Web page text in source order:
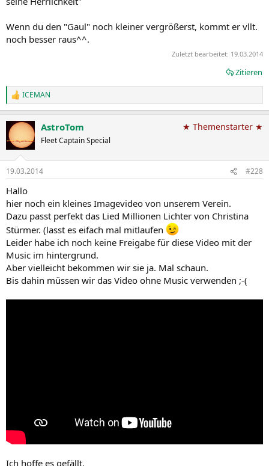
Wenn du den "Gaul" noch kleiner vergrößerst, kommt er vllt.
noch besser raus^^.
Zuletzt bearbeitet: 19.03.2014
Zitieren
R
e
k
i
e
:
ICEMAN
AstroTom
Fleet Captain Special
★ Themenstarter ★
19.03.2014 #228
Hallo
hier noch ein kleines Imagevideo von unserem Verein.
Dazu passt perfekt das Lied Millionen Lichter von Christina
Stürmer. (lasst es eifach mal mitlaufen
Leider habe ich noch keine Freigabe für diese Video mit der
Music im hintergrund.
Aber vielleicht bekommen wir sie ja. Mal schaun.
Bis dahin müssen wir das Video ohne Music verwenden ;-(
Ich hoffe es gefällt.